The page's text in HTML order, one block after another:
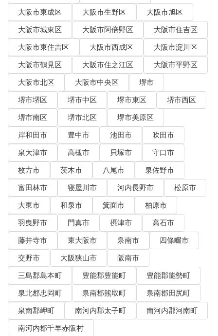
大阪市東成区
大阪市生野区
大阪市旭区
大阪市城東区
大阪市阿倍野区
大阪市住吉区
大阪市東住吉区
大阪市西成区
大阪市淀川区
大阪市鶴見区
大阪市住之江区
大阪市平野区
大阪市北区
大阪市中央区
堺市
堺市堺区
堺市中区 堺市東区
堺市西区
堺市南区
堺市北区
堺市美原区
岸和田市
豊中市 池田市
吹田市
泉大津市
高槻市 貝塚市
守口市
枚方市
茨木市 八尾市
泉佐野市
富田林市
寝屋川市 河内長野市
松原市
大東市
和泉市 箕面市
柏原市
羽曳野市
門真市 摂津市
高石市
藤井寺市
東大阪市 泉南市
四條畷市
交野市
大阪狭山市
阪南市
三島郡島本町
豊能郡豊能町
豊能郡能勢町
泉北郡忠岡町
泉南郡熊取町
泉南郡田尻町
泉南郡岬町
南河内郡太子町
南河内郡河南町
南河内郡千早赤阪村